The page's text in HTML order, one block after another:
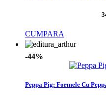
CUMPARA
-44%
Peppa Pig: Formele Cu